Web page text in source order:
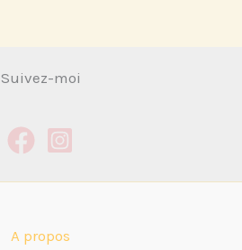
Suivez-moi
A propos